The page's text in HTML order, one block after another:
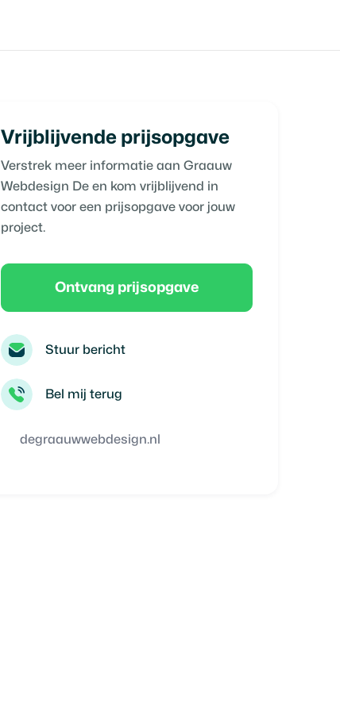
Vrijblijvende prijsopgave
Verstrek meer informatie aan Graauw
Webdesign Deen kom vrijblijvend in
contact voor een prijsopgave voor jouw
project.
Ontvang prijsopgave
Stuur bericht
Bel mij terug
degraauwwebdesign.nl